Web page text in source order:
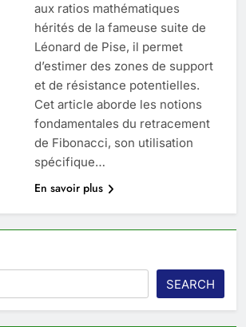
aux ratios mathématiques
hérités de la fameuse suite de
Léonard de Pise, il permet
d’estimer des zones de support
et de résistance potentielles.
Cet article aborde les notions
fondamentales du retracement
de Fibonacci, son utilisation
spécifique…
En savoir plus
SEARCH